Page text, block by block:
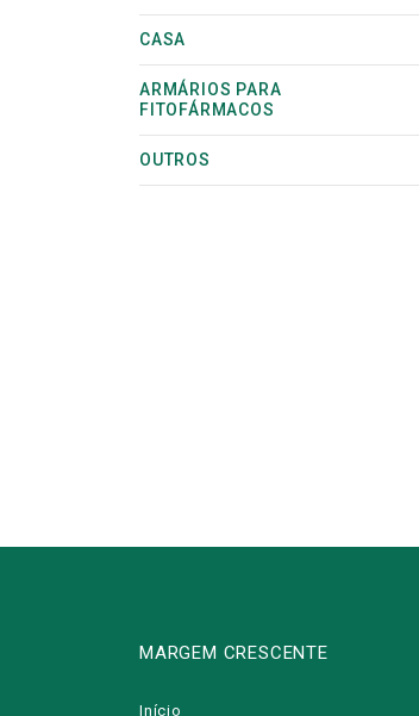
CASA
ARMÁRIOS PARA
FITOFÁRMACOS
OUTROS
MARGEM CRESCENTE
Início